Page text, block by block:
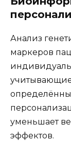
Анализ
маркеров
уменьшает
эффектов.